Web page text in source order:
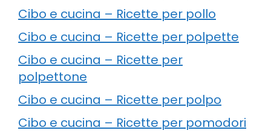
Cibo e cucina – Ricette per pollo
Cibo e cucina – Ricette per polpette
Cibo e cucina – Ricette per
polpettone
Cibo e cucina – Ricette per polpo
Cibo e cucina – Ricette per pomodori